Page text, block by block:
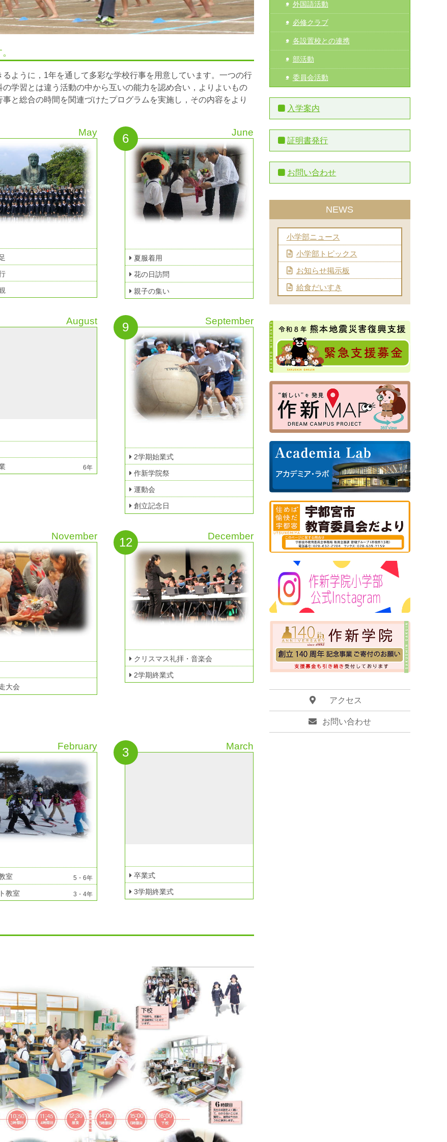
ように，1年を通して多彩な学校行事を用意しています。一つの行
学習とは違う活動の中から互いの能力を認め合い，よりよいもの
と総合の時間を関連づけたプログラムを実施し，その内容をより
May 6 June
夏服着用
花の日訪問
親子の集い
August
6年
9 September
2学期始業式
作新学院祭
運動会
創立記念日
November
大会
12 December
クリスマス礼拝・音楽会
2学期終業式
February
室 5・6年
教室 3・4年
3 March
卒業式
3学期終業式
外国語活動
必修クラブ
各設置校との連携
部活動
委員会活動
入学案内
証明書発行
お問い合わせ
NEWS
小学部ニュース
小学部トピックス
お知らせ掲示板
給食だいすき
アクセス
お問い合わせ